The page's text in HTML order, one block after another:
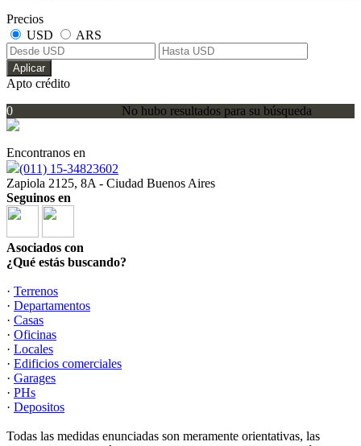
Precios
USD
ARS
Aplicar
Apto crédito
No hubo resultados para su búsqueda
0
Encontranos en
(011) 15-34823602
Zapiola 2125, 8A - Ciudad Buenos Aires
Seguinos en
Asociados con
¿Qué estás buscando?
· Terrenos
· Departamentos
· Casas
· Oficinas
· Locales
· Edificios comerciales
· Garages
· PHs
· Depositos
Todas las medidas enunciadas son meramente orientativas, las